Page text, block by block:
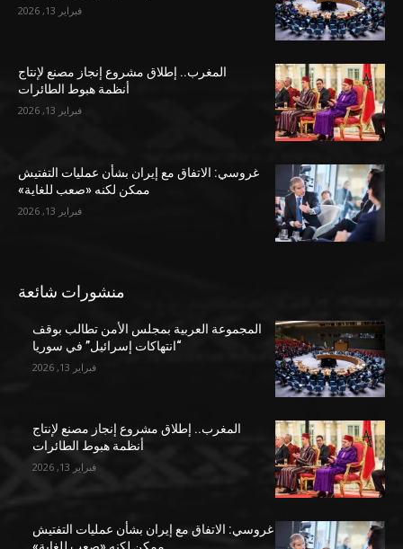
فبراير 13, 2026
المغرب.. إطلاق مشروع إنجاز مصنع لإنتاج
أنظمة هبوط الطائرات
فبراير 13, 2026
غروسي: الاتفاق مع إيران بشأن عمليات التفتيش
ممكن لكنه «صعب للغاية»
فبراير 13, 2026
منشورات شائعة
المجموعة العربية بمجلس الأمن تطالب بوقف
“انتهاكات إسرائيل” في سوريا
فبراير 13, 2026
المغرب.. إطلاق مشروع إنجاز مصنع لإنتاج
أنظمة هبوط الطائرات
فبراير 13, 2026
غروسي: الاتفاق مع إيران بشأن عمليات التفتيش